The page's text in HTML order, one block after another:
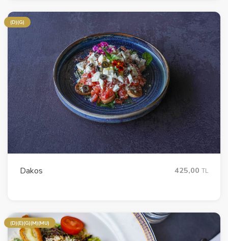
(D)(G)
Dakos 425,00 TL
(D)(E)(G)(M)(MU)